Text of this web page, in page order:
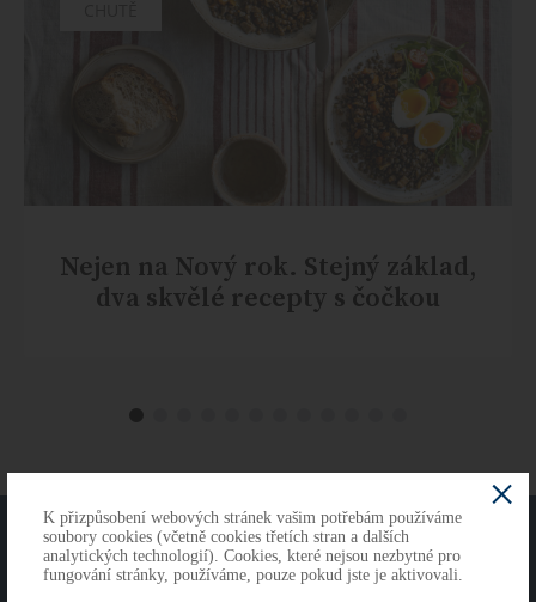
Nejen na Nový rok. Stejný základ,
dva skvělé recepty s čočkou
O NÁS KONTAKTY
K přizpůsobení webových stránek vašim potřebám používáme
soubory cookies (včetně cookies třetích stran a dalších
analytických technologií). Cookies, které nejsou nezbytné pro
fungování stránky, používáme, pouze pokud jste je aktivovali.